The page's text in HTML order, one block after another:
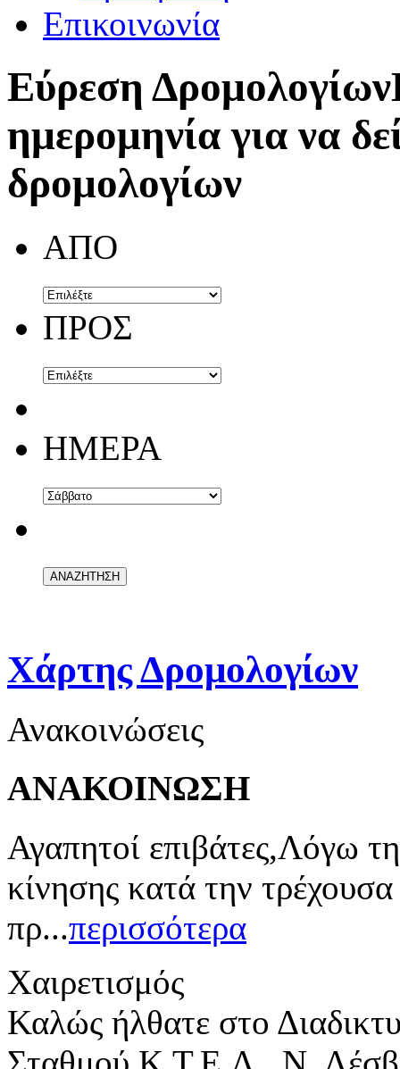
Επικοινωνία
Εύρεση Δρομολογίων
ημερομηνία για να
δρομολογίων
ΑΠΟ
ΠΡΟΣ
ΗΜΕΡΑ
Χάρτης Δρομολογίων
Ανακοινώσεις
ΑΝΑΚΟΙΝΩΣΗ
Αγαπητοί επιβάτες,Λόγω
κίνησης κατά την
πρ...περισσότερα
Χαιρετισμός
Καλώς ήλθατε στο